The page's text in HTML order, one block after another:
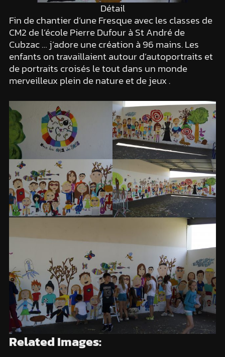
Détail
Fin de chantier d’une Fresque avec les classes de
CM2 de l’école Pierre Dufour à St André de
Cubzac … j’adore une création à 96 mains. Les
enfants on travaillaient autour d’autoportraits et
de portraits croisés le tout dans un monde
merveilleux plein de nature et de jeux .
Related Images: